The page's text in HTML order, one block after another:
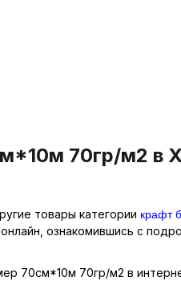
70гр/м2 в
товары категории крафт
ознакомившись с
70см*10м 70гр/м2 в